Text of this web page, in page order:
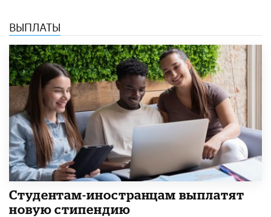
ВЫПЛАТЫ
Студентам-иностранцам выплатят
новую стипендию